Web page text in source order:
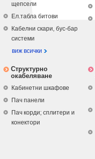
щепсели
Ел.табла битови
Кабелни скари, бус-бар
системи
виж всички
Структурно
окабеляване
Кабинетни шкафове
Пач панели
Пач корди; сплитери и
конектори